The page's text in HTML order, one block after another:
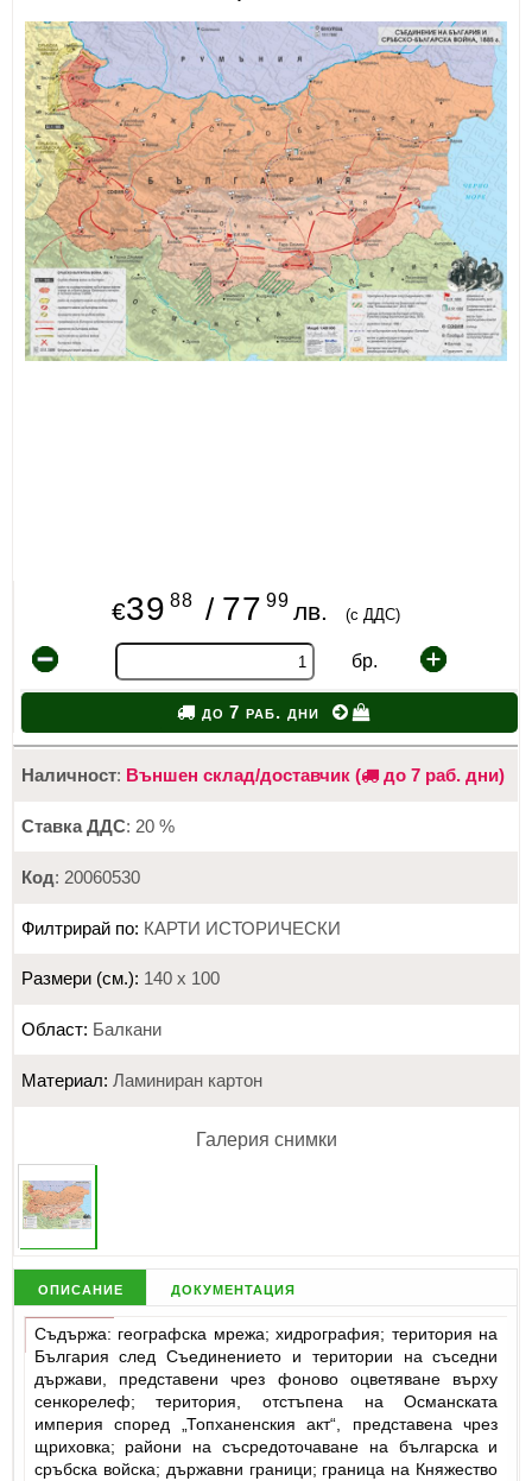
ИЗКУСТВА
СПОРТ
МЕБЕЛИ И ОБОРУДВАНЕ
КАНЦЕЛАРСКИ МАТЕРИАЛИ
КНИГИ И УЧЕБНИЦИ
БДП
НОВИ
€39 88 / 77 99 лв. (с ДДС)
бр.
до 7 раб. дни
Наличност: Външен склад/доставчик ( до 7 раб. дни)
Ставка ДДС: 20 %
Код: 20060530
Филтрирай по: КАРТИ ИСТОРИЧЕСКИ
Размери (см.): 140 х 100
Област: Балкани
Материал: Ламиниран картон
Галерия снимки
описание документация
Съдържа: географска мрежа; хидрография; територия на
България след Съединението и територии на съседни
държави, представени чрез фоново оцветяване върху
сенкорелеф; територия, отстъпена на Османската
империя според „Топханенския акт“, представена чрез
щриховка; райони на съсредоточаване на българска и
сръбска войска; държавни граници; граница на Княжество